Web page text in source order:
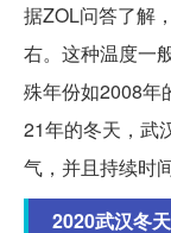
据ZOL问答了解
右。这种温度一
殊年份如2008年
21年的冬天，武
气，并且持续时
2020武汉冬